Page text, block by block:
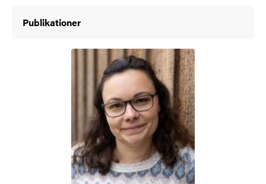
Publikationer